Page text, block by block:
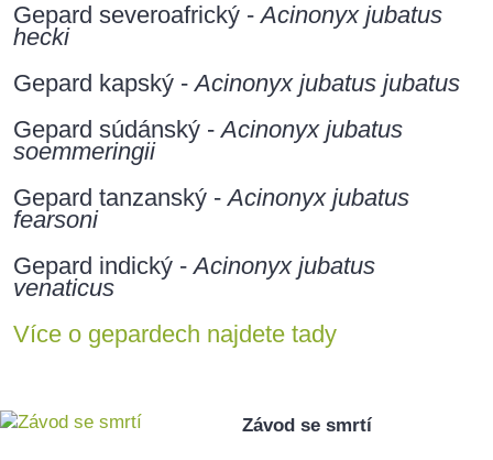
Gepard severoafrický -Acinonyx jubatus
hecki
Gepard kapský -Acinonyx jubatus jubatus
Gepard súdánský -Acinonyx jubatus
soemmeringii
Gepard tanzanský -Acinonyx jubatus
fearsoni
Gepard indický -Acinonyx jubatus
venaticus
Více o gepardech najdete tady
Závod se smrtí